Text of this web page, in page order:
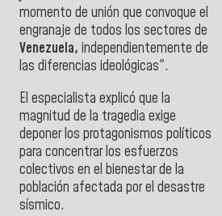
momento de unión que convoque el
engranaje de todos los sectores de
Venezuela, independientemente de
las diferencias ideológicas".
El especialista explicó que la
magnitud de la tragedia exige
deponer los protagonismos políticos
para concentrar los esfuerzos
colectivos en el bienestar de la
población afectada por el desastre
sísmico.